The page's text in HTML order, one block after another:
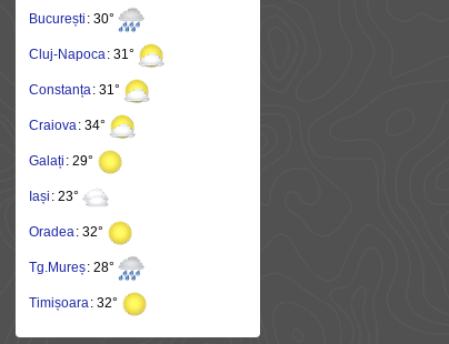
București : 30°
Cluj-Napoca: 31°
Constanța: 31°
Craiova: 34°
Galați : 29°
Iași : 23°
Oradea: 32°
Tg.Mureș: 28°
Timișoara: 32°